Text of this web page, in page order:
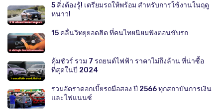
5 สิ่งต้องรู้! เตรียมรถให้พร้อม สำหรับการใช้งานในฤดู
หนาว!
15 คลื่นวิทยุยอดฮิต ที่คนไทยนิยมฟังตอนขับรถ
คุ้มชัวร์ รวม 7 รถยนต์ไฟฟ้า ราคาไม่ถึงล้าน ที่น่าซื้อ
ที่สุดในปี 2024
รวมอัตราดอกเบี้ยรถมือสอง ปี 2566 ทุกสถาบันการเงิน
และไฟแนนซ์